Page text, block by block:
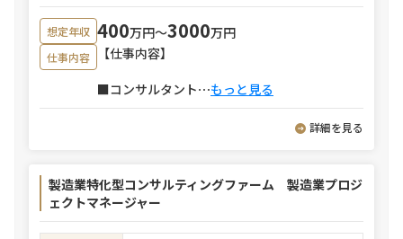
想定年収 400万円〜3000万円
仕事内容
【仕事内容】
■コンサルタント⋯もっと見る
詳細を見る
製造業特化型コンサルティングファーム 製造業プロジ
ェクトマネージャー